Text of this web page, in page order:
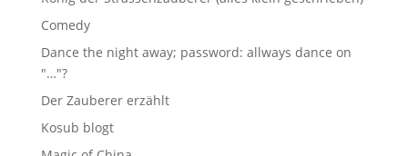
Comedy
Dance the night away; password: allways dance on
"…"?
Der Zauberer erzählt
Kosub blogt